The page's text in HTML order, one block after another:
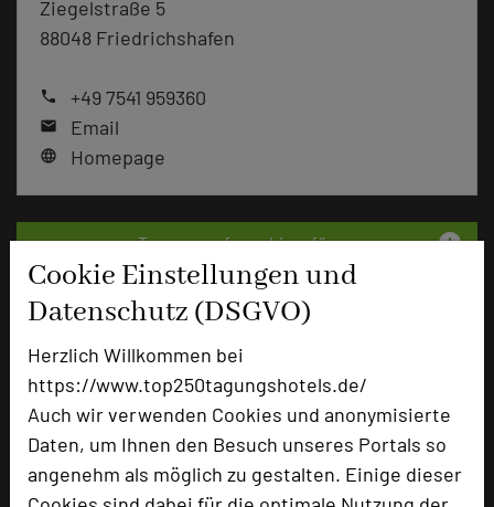
Cookie Einstellungen und
Datenschutz (DSGVO)
Herzlich Willkommen bei
https://www.top250tagungshotels.de/
Auch wir verwenden Cookies und anonymisierte
Daten, um Ihnen den Besuch unseres Portals so
angenehm als möglich zu gestalten. Einige dieser
Ziegelstraße 5
88048 Friedrichshafen
phone +49 7541 959360
mail Email
language Homepage
zur Tagungsanfrage hinzufügen add_circle
Hotel bewerten
Hoteldaten
Max. Tagungskapazität (Personen)
U-Form
32